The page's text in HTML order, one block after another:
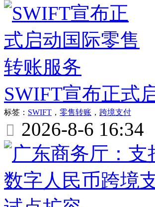
SWIFT宣布正式
标签： SWIFT ， 零售转账 ， 跨境支付
 2026-8-6 16:34